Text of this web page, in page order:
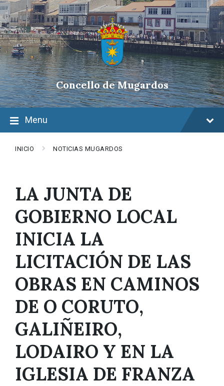
Skip
to
content
Skip
to
main
navigation
Skip
to
footer
Concello de Mugardos
Menu
INICIO NOTICIAS MUGARDOS
LA JUNTA DE
GOBIERNO LOCAL
INICIA LA
LICITACIÓN DE LAS
OBRAS EN CAMINOS
DE O CORUTO,
GALIÑEIRO,
LODAIRO Y EN LA
IGLESIA DE FRANZA